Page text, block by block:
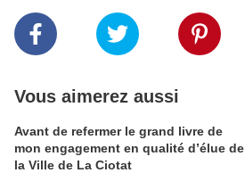
Vous aimerez aussi
Avant de refermer le grand livre de
mon engagement en qualité d’élue de
la Ville de La Ciotat